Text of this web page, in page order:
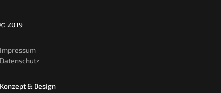
© 2019
Impressum
Datenschutz
Konzept & Design